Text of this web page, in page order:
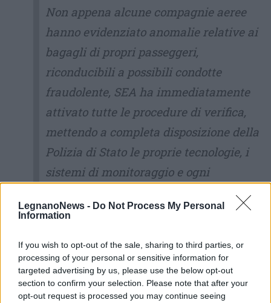
LegnanoNews - Do Not Process My Personal
Information
If you wish to opt-out of the sale, sharing to third parties, or
processing of your personal or sensitive information for
targeted advertising by us, please use the below opt-out
section to confirm your selection. Please note that after your
opt-out request is processed you may continue seeing
Non appena alcune compagnie aeree
hanno evidenziato anomalie relative ai
bagagli di propri passeggeri,
riconducibili a possibili condotte
fraudolente, SEA ha immediatamente
attivato tutte le procedure di verifica,
mettendo a completa disposizione della
Polizia di Stato le proprie tecnologie, i
sistemi di monitoraggio e ogni
La stretta collaborazione tra SEA e le
raccogliere gli elementi necessari allo
sviluppo dell’attività investigativa che
ha portato all’identificazione dei